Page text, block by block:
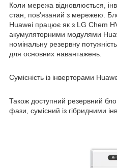
Коли мережа відновлюється,
стан, пов'язаний з мережею.
Huawei працює як з LG Chem
акумуляторними модулями
номінальну резервну
для основних навантажень.
Сумісність із інверторами
Також доступний резервний
фази, сумісний із гібридними